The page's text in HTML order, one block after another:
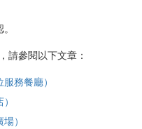
請參閱以下文章：
務餐廳）
）